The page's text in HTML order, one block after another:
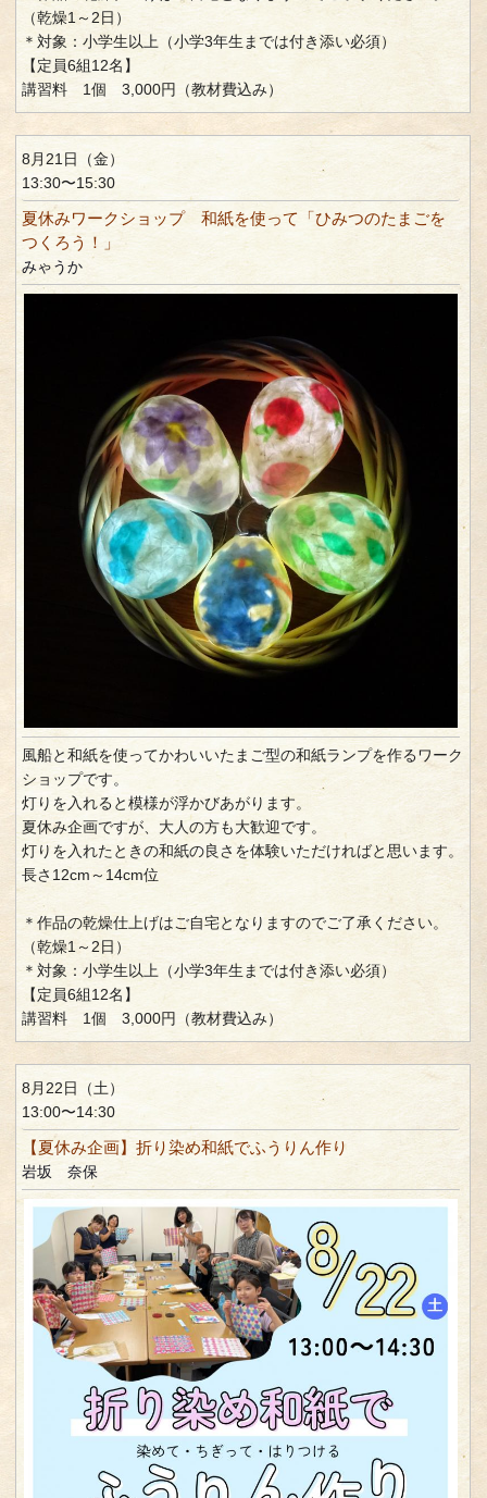
（乾燥1～2日）
＊対象：小学生以上（小学3年生までは付き添い必須）
【定員6組12名】
講習料 1個 3,000円（教材費込み）
8月21日（金）
13:30〜15:30
夏休みワークショップ 和紙を使って「ひみつのたまごを
つくろう！」
みゃうか
風船と和紙を使ってかわいいたまご型の和紙ランプを作るワーク
ショップです。
灯りを入れると模様が浮かびあがります。
夏休み企画ですが、大人の方も大歓迎です。
灯りを入れたときの和紙の良さを体験いただければと思います。
長さ12cm～14cm位
＊作品の乾燥仕上げはご自宅となりますのでご了承ください。
（乾燥1～2日）
＊対象：小学生以上（小学3年生までは付き添い必須）
【定員6組12名】
講習料 1個 3,000円（教材費込み）
8月22日（土）
13:00〜14:30
【夏休み企画】折り染め和紙でふうりん作り
岩坂 奈保